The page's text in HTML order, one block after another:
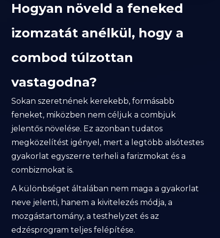
Hogyan növeld a feneked
izomzatát anélkül, hogy a
combod túlzottan
vastagodna?
Sokan szeretnének kerekebb, formásabb
feneket, miközben nem céljuk a combjuk
jelentős növelése. Ez azonban tudatos
megközelítést igényel, mert a legtöbb alsótestes
gyakorlat egyszerre terheli a farizmokat és a
combizmokat is.
A különbséget általában nem maga a gyakorlat
neve jelenti, hanem a kivitelezés módja, a
mozgástartomány, a testhelyzet és az
edzésprogram teljes felépítése.